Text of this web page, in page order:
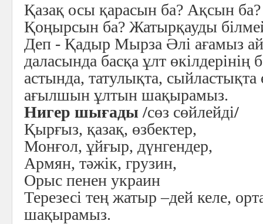
Қазақ осы қарасын ба? Ақсын ба?
Қоңырсын ба? Жатырқауды
Деп - Қадыр Мырза Әлі ағамыз
даласында басқа ұлт
астында, татулықта, сыйластықта
ағылшын ұлтын шақырамыз.
Нигер шығады /сөз сөйлейді/
Қырғыз, қазақ, өзбектер,
Монғол, ұйғыр, дүнгендер,
Армян, тәжік, грузин,
Орыс пенен украин
Терезесі тең жатыр –дей келе,
шақырамыз.